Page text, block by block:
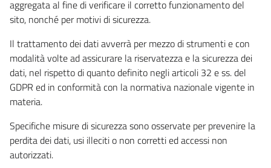
aggregata al fine di verificare il corretto funzionamento del
sito, nonché per motivi di sicurezza.
Il trattamento dei dati avverrà per mezzo di strumenti e con
modalità volte ad assicurare la riservatezza e la sicurezza dei
dati, nel rispetto di quanto definito negli articoli 32 e ss. del
GDPR ed in conformità con la normativa nazionale vigente in
materia.
Specifiche misure di sicurezza sono osservate per prevenire la
perdita dei dati, usi illeciti o non corretti ed accessi non
autorizzati.